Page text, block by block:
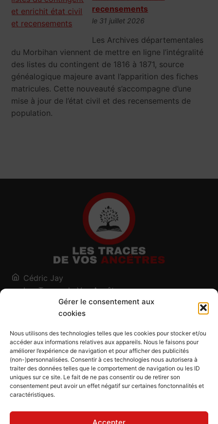
Gérer le consentement aux
cookies
Nous utilisons des technologies telles que les cookies pour stocker et/ou
accéder aux informations relatives aux appareils. Nous le faisons pour
améliorer l’expérience de navigation et pour afficher des publicités
(non-)personnalisées. Consentir à ces technologies nous autorisera à
traiter des données telles que le comportement de navigation ou les ID
uniques sur ce site. Le fait de ne pas consentir ou de retirer son
consentement peut avoir un effet négatif sur certaines fonctonnalités et
caractéristiques.
Accepter
recensements
le 31 juillet 2026
Les Archives départementales
du Morbihan viennent de mettre en ligne l’intégralité
des listes du contingent de 1816 à 1871, source
généalogique majeure avant l’apparition des fiches
matricules. Cette nouveauté s’accompagne d’une
mise à jour de l’état civil et des recensements de
population.
Cédric Jay
Les Traces de Vos Ancêtres
120, chemin des Salines
73200 Albertville - Savoie
Blog
Outils généalogiques
Contact
Plan du site
Mentions légales
Politique de confidentialité